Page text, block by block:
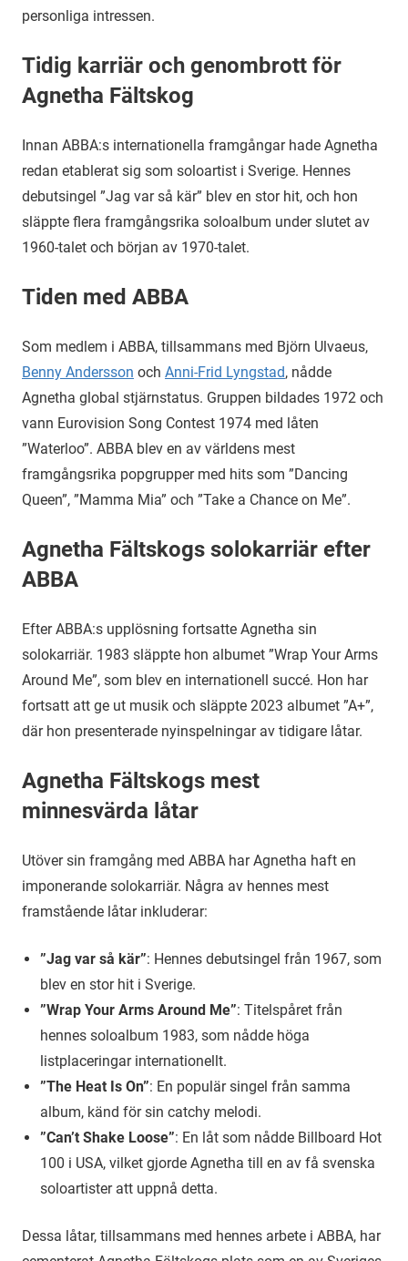
personliga intressen.
Tidig karriär och genombrott för
Agnetha Fältskog
Innan ABBA:s internationella framgångar hade Agnetha
redan etablerat sig som soloartist i Sverige. Hennes
debutsingel ”Jag var så kär” blev en stor hit, och hon
släppte flera framgångsrika soloalbum under slutet av
1960-talet och början av 1970-talet.
Tiden med ABBA
Som medlem i ABBA, tillsammans med Björn Ulvaeus,
Benny Andersson och Anni-Frid Lyngstad, nådde
Agnetha global stjärnstatus. Gruppen bildades 1972 och
vann Eurovision Song Contest 1974 med låten
”Waterloo”. ABBA blev en av världens mest
framgångsrika popgrupper med hits som ”Dancing
Queen”, ”Mamma Mia” och ”Take a Chance on Me”.
Agnetha Fältskogs solokarriär efter
ABBA
Efter ABBA:s upplösning fortsatte Agnetha sin
solokarriär. 1983 släppte hon albumet ”Wrap Your Arms
Around Me”, som blev en internationell succé. Hon har
fortsatt att ge ut musik och släppte 2023 albumet ”A+”,
där hon presenterade nyinspelningar av tidigare låtar.
Agnetha Fältskogs mest
minnesvärda låtar
Utöver sin framgång med ABBA har Agnetha haft en
imponerande solokarriär. Några av hennes mest
framstående låtar inkluderar:
”Jag var så kär”: Hennes debutsingel från 1967, som
blev en stor hit i Sverige.
”Wrap Your Arms Around Me”: Titelspåret från
hennes soloalbum 1983, som nådde höga
listplaceringar internationellt.
”The Heat Is On”: En populär singel från samma
album, känd för sin catchy melodi.
”Can’t Shake Loose”: En låt som nådde Billboard Hot
100 i USA, vilket gjorde Agnetha till en av få svenska
soloartister att uppnå detta.
Dessa låtar, tillsammans med hennes arbete i ABBA, har